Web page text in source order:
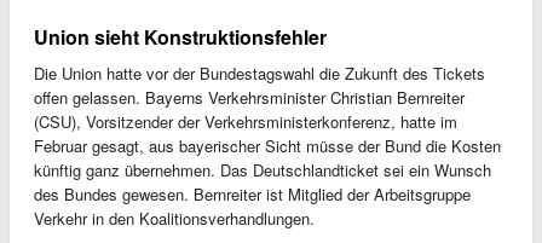
Union sieht Konstruktionsfehler
Die Union hatte vor der Bundestagswahl die Zukunft des Tickets
offen gelassen. Bayerns Verkehrsminister Christian Bernreiter
(CSU), Vorsitzender der Verkehrsministerkonferenz, hatte im
Februar gesagt, aus bayerischer Sicht müsse der Bund die Kosten
künftig ganz übernehmen. Das Deutschlandticket sei ein Wunsch
des Bundes gewesen. Bernreiter ist Mitglied der Arbeitsgruppe
Verkehr in den Koalitionsverhandlungen.